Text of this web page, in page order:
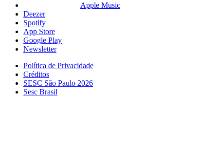
Apple Music
Deezer
Spotify
App Store
Google Play
Newsletter
Política de Privacidade
Créditos
SESC São Paulo 2026
Sesc Brasil